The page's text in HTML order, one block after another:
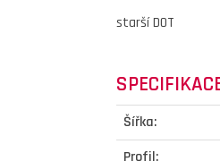
starší DOT
Šířka:
Profil: